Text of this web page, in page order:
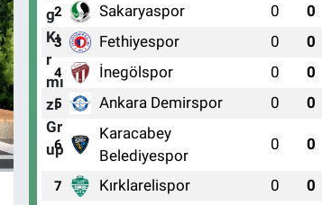
2 Sakaryaspor 0 0
3 Fethiyespor 0 0
4 İnegölspor 0 0
5 Ankara Demirspor 0 0
6
Karacabey
Belediyespor
0 0
7 Kırklarelispor 0 0